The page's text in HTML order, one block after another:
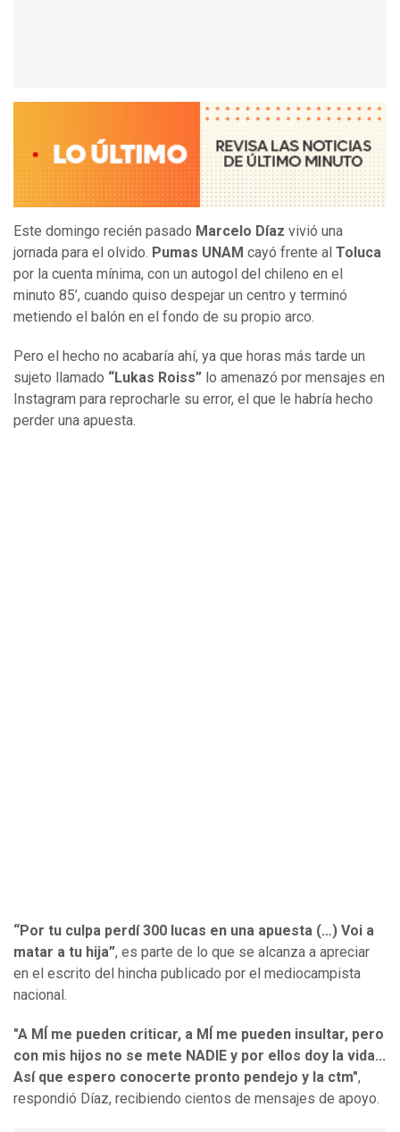
Este domingo recién pasado Marcelo Díaz vivió una
jornada para el olvido. Pumas UNAM cayó frente al Toluca
por la cuenta mínima, con un autogol del chileno en el
minuto 85’, cuando quiso despejar un centro y terminó
metiendo el balón en el fondo de su propio arco.
Pero el hecho no acabaría ahí, ya que horas más tarde un
sujeto llamado “Lukas Roiss” lo amenazó por mensajes en
Instagram para reprocharle su error, el que le habría hecho
perder una apuesta.
“Por tu culpa perdí 300 lucas en una apuesta (…) Voi a
matar a tu hija”, es parte de lo que se alcanza a apreciar
en el escrito del hincha publicado por el mediocampista
nacional.
"A MÍ me pueden criticar, a MÍ me pueden insultar, pero
con mis hijos no se mete NADIE y por ellos doy la vida...
Así que espero conocerte pronto pendejo y la ctm",
respondió Díaz, recibiendo cientos de mensajes de apoyo.